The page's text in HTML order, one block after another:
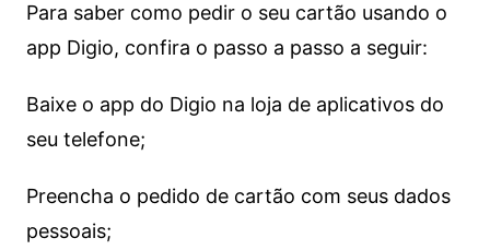
Para saber como pedir o seu cartão usando o
app Digio, confira o passo a passo a seguir:
Baixe o app do Digio na loja de aplicativos do
seu telefone;
Preencha o pedido de cartão com seus dados
pessoais;